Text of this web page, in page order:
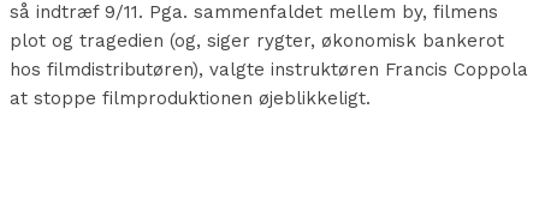
så indtræf 9/11. Pga. sammenfaldet mellem by, filmens
plot og tragedien (og, siger rygter, økonomisk bankerot
hos filmdistributøren), valgte instruktøren Francis Coppola
at stoppe filmproduktionen øjeblikkeligt.